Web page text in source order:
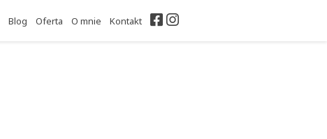
Blog Oferta O mnie Kontakt Facebook
Instagram